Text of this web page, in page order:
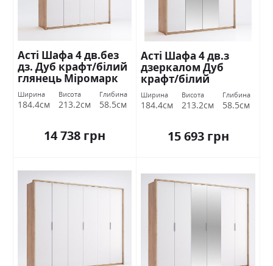
Асті Шафа 4 дв.без
дз. Дуб крафт/білий
глянець Міромарк
Ширина
184.4см
Висота
213.2см
Глибина
58.5см
14 738 грн
Асті Шафа 4 дв.з
дзеркалом Дуб
крафт/білий
глянець Міромарк
Ширина
184.4см
Висота
213.2см
Глибина
58.5см
15 693 грн